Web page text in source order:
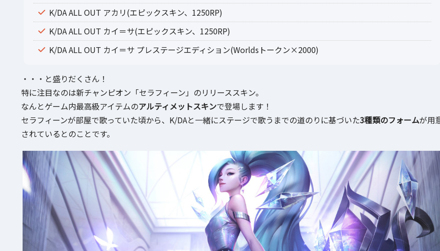
K/DA ALL OUT アカリ(エピックスキン、1250RP)
K/DA ALL OUT カイ＝サ(エピックスキン、1250RP)
K/DA ALL OUT カイ＝サ プレステージエディション(Worldsトークン×2000)
・・・と盛りだくさん！
特に注目なのは新チャンピオン「セラフィーン」のリリーススキン。
なんとゲーム内最高級アイテムのアルティメットスキンで登場します！
セラフィーンが部屋で歌っていた頃から、K/DAと一緒にステージで歌うまでの道のりに基づいた3種類のフォームが用
されているとのことです。